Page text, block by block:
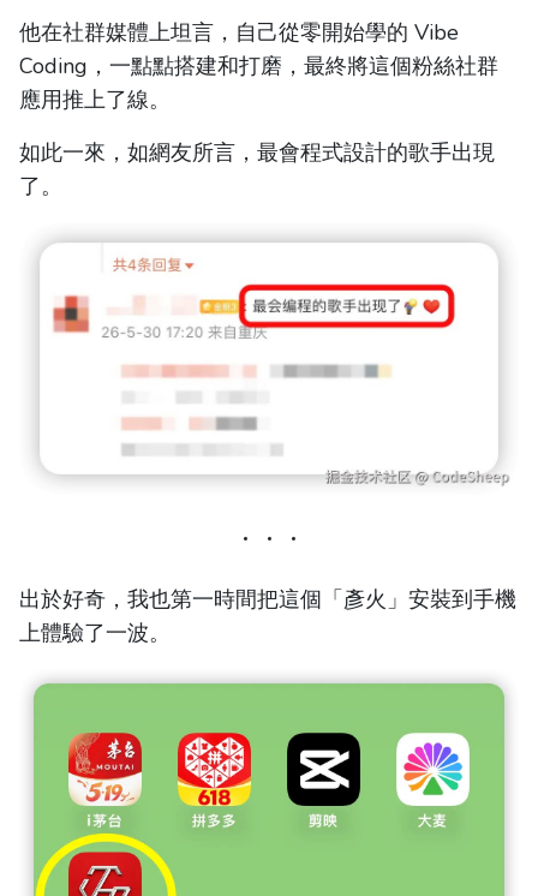
他在社群媒體上坦言，自己從零開始學的 Vibe
Coding，一點點搭建和打磨，最終將這個粉絲社群
應用推上了線。
如此一來，如網友所言，最會程式設計的歌手出現
了。
出於好奇，我也第一時間把這個「彥火」安裝到手機
上體驗了一波。